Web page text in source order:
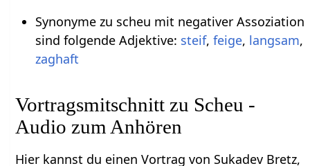
Synonyme zu scheu mit negativer Assoziation
sind folgende Adjektive: steif, feige, langsam,
zaghaft
Vortragsmitschnitt zu Scheu -
Audio zum Anhören
Hier kannst du einen Vortrag von Sukadev Bretz,